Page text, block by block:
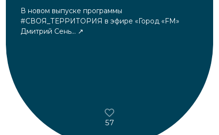
В новом выпуске программы
#СВОЯ_ТЕРРИТОРИЯ в эфире «Город «FM»
Дмитрий Сень...
57